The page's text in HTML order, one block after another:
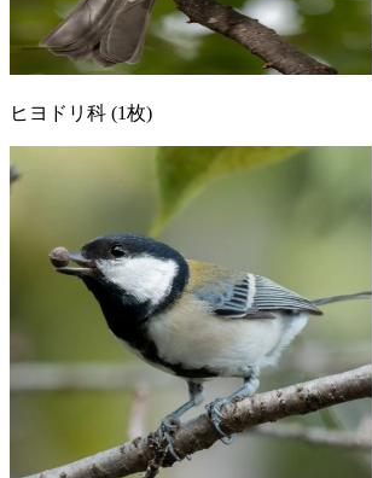
ヒヨドリ 科 (1枚)